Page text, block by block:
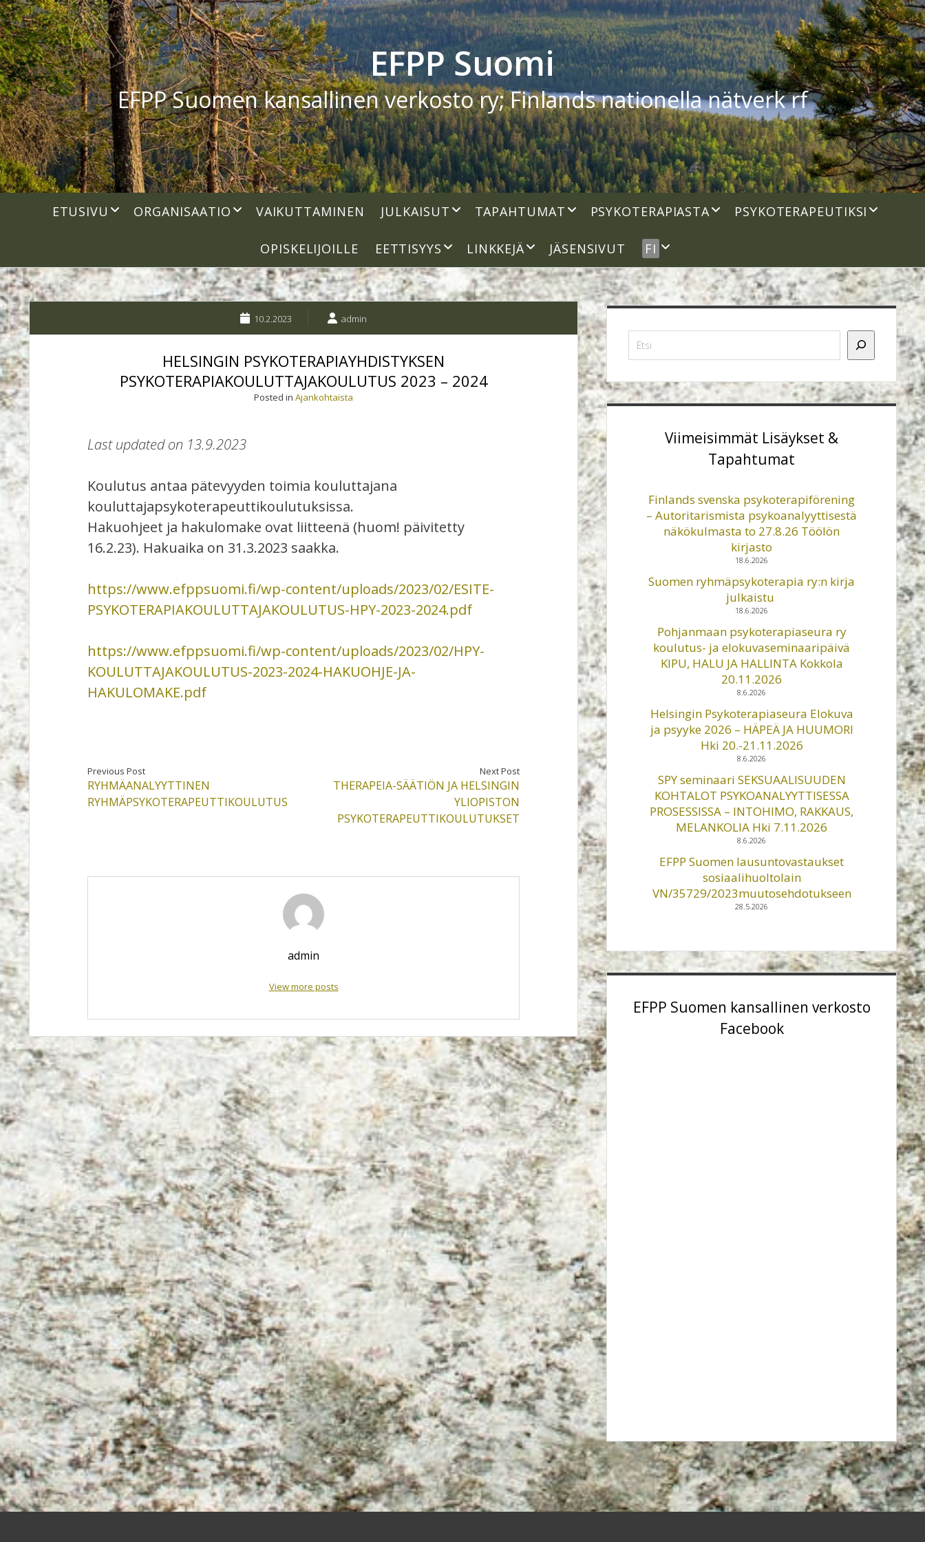
EFPP Suomi
EFPP Suomen kansallinen verkosto ry; Finlands nationella nätverk rf
ETUSIVU open
dropdown
ORGANISAATIO open
dropdown
VAIKUTTAMINEN JULKAISUT open
dropdownTAPAHTUMAT open
dropdown
PSYKOTERAPIASTAopen
dropdown
PSYKOTERAPEUTIKSI open
OPISKELIJOILLE EETTISYYS open
dropdown
menu
LINKKEJÄ open
dropdown
menu
JÄSENSIVUT FI open
menu
10.2.2023 admin
HELSINGIN PSYKOTERAPIAYHDISTYKSEN
PSYKOTERAPIAKOULUTTAJAKOULUTUS 2023 – 2024
Posted in Ajankohtaista
Last updated on 13.9.2023
Koulutus antaa pätevyyden toimia kouluttajana
kouluttajapsykoterapeuttikoulutuksissa.
Hakuohjeet ja hakulomake ovat liitteenä (huom! päivitetty
16.2.23). Hakuaika on 31.3.2023 saakka.
https://www.efppsuomi.fi/wp-content/uploads/2023/02/ESITE-
PSYKOTERAPIAKOULUTTAJAKOULUTUS-HPY-2023-2024.pdf
https://www.efppsuomi.fi/wp-content/uploads/2023/02/HPY-
KOULUTTAJAKOULUTUS-2023-2024-HAKUOHJE-JA-
HAKULOMAKE.pdf
Previous Post
RYHMÄANALYYTTINEN
RYHMÄPSYKOTERAPEUTTIKOULUTUS
Next Post
THERAPEIA-SÄÄTIÖN JA HELSINGIN
YLIOPISTON
PSYKOTERAPEUTTIKOULUTUKSET
admin
View more posts
Sidebar
Viimeisimmät Lisäykset &
Tapahtumat
Finlands svenska psykoterapiförening
– Autoritarismista psykoanalyyttisestä
näkökulmasta to 27.8.26 Töölön
kirjasto
18.6.2026
Suomen ryhmäpsykoterapia ry:n kirja
julkaistu
18.6.2026
Pohjanmaan psykoterapiaseura ry
koulutus- ja elokuvaseminaaripäivä
KIPU, HALU JA HALLINTA Kokkola
20.11.2026
8.6.2026
Helsingin Psykoterapiaseura Elokuva
ja psyyke 2026 – HÄPEÄ JA HUUMORI
Hki 20.-21.11.2026
8.6.2026
SPY seminaari SEKSUAALISUUDEN
KOHTALOT PSYKOANALYYTTISESSA
PROSESSISSA – INTOHIMO, RAKKAUS,
MELANKOLIA Hki 7.11.2026
8.6.2026
EFPP Suomen lausuntovastaukset
sosiaalihuoltolain
VN/35729/2023muutosehdotukseen
28.5.2026
EFPP Suomen kansallinen verkosto
Facebook